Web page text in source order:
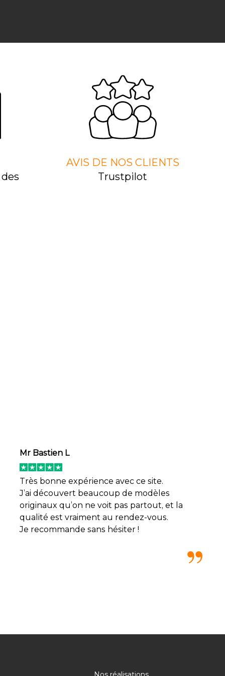
AVIS DE NOS CLIENTS
Trustpilot
Mr Bastien L
Très bonne expérience avec ce site.
J’ai découvert beaucoup de modèles
originaux qu’on ne voit pas partout, et la
qualité est vraiment au rendez-vous.
Je recommande sans hésiter !